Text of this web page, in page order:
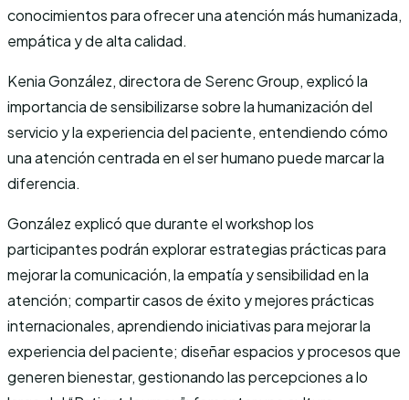
conocimientos para ofrecer una atención más humanizada,
empática y de alta calidad.
Kenia González, directora de Serenc Group, explicó la
importancia de sensibilizarse sobre la humanización del
servicio y la experiencia del paciente, entendiendo cómo
una atención centrada en el ser humano puede marcar la
diferencia.
González explicó que durante el workshop los
participantes podrán explorar estrategias prácticas para
mejorar la comunicación, la empatía y sensibilidad en la
atención; compartir casos de éxito y mejores prácticas
internacionales, aprendiendo iniciativas para mejorar la
experiencia del paciente; diseñar espacios y procesos que
generen bienestar, gestionando las percepciones a lo